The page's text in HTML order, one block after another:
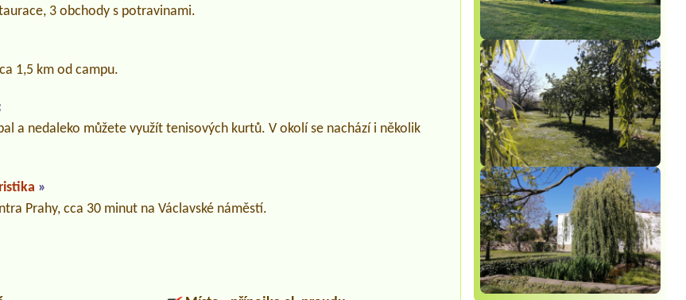
3 obchody s potravinami.
1,5 km od campu.
a nedaleko můžete využít tenisových kurtů. V okolí se nachází i několik
»
Prahy, cca 30 minut na Václavské náměstí.